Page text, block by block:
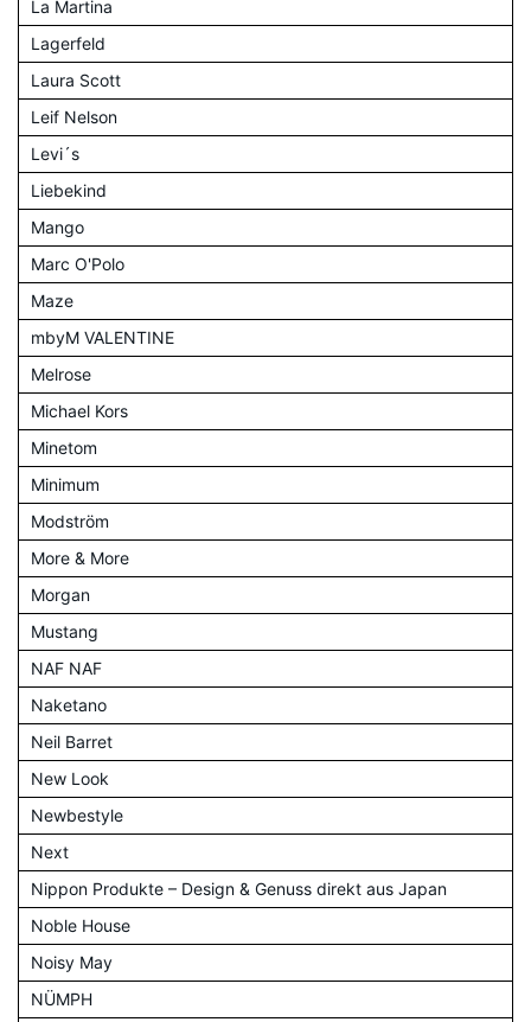
La Martina
Lagerfeld
Laura Scott
Leif Nelson
Levi´s
Liebekind
Mango
Marc O'Polo
Maze
mbyM VALENTINE
Melrose
Michael Kors
Minetom
Minimum
Modström
More & More
Morgan
Mustang
NAF NAF
Naketano
Neil Barret
New Look
Newbestyle
Next
Nippon Produkte – Design & Genuss direkt aus Japan
Noble House
Noisy May
NÜMPH